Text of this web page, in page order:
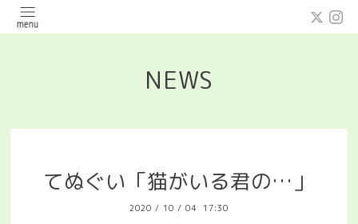
NEWS
てぬぐい「猫がいる君の…」
2020 / 10 / 04 17:30